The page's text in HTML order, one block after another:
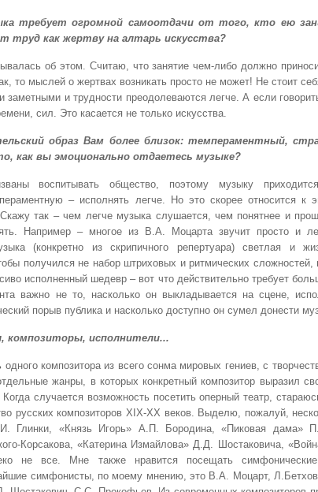
требует огромной самоотдачи от того, кто ею
труд как жертву на алтарь искусства?
об этом. Считаю, что занятие чем-либо должно
то мыслей о жертвах возникать просто не может! Не стоит
заметными и трудности преодолеваются легче. А если
сил. Это касается не только искусства.
образ Вам более близок: темпераментный,
как вы эмоционально отдаетесь музыке?
воспитывать общество, поэтому музыку
– исполнять легче. Но это скорее относится к
так – чем легче музыка слушается, чем понятнее и
Например – многое из В.А. Моцарта звучит просто и
(конкретно из скрипичного репертуара) светлая и
получился не набор штриховых и ритмических
исполненный шедевр – вот что действительно требует
важно не то, насколько он выкладывается на сцене,
порыв публика и насколько доступно он сумел донести
исполнители...
композитора из всего сонма мировых гениев, с
жанры, в которых конкретный композитор выразил
случается возможность посетить оперный театр,
русских композиторов XIX-XX веков. Выделю, пожалуй,
Глинки, «Князь Игорь» А.П. Бородина, «Пиковая дама»
Корсакова, «Катерина Измайлова» Д.Д. Шостаковича,
не все. Мне также нравится посещать симфонические
симфонисты, по моему мнению, это В.А. Моцарт,